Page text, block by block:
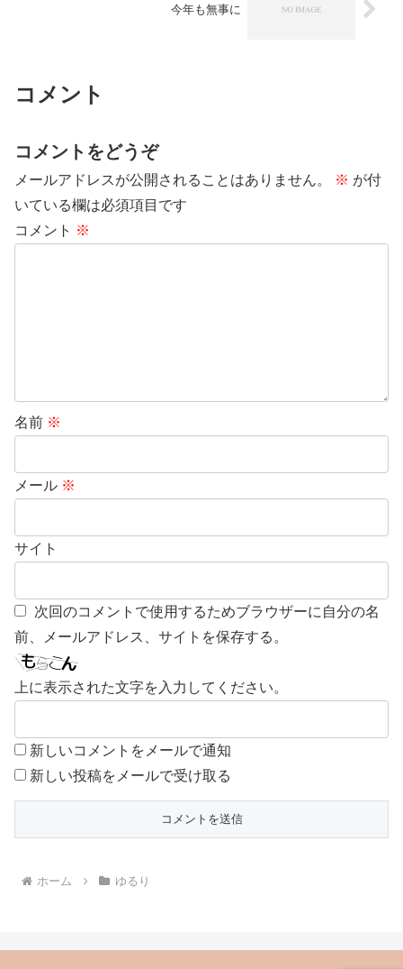
今年も無事に
コメント
コメントをどうぞ
メールアドレスが公開されることはありません。 ※ が付
いている欄は必須項目です
コメント ※
名前 ※
メール ※
サイト
次回のコメントで使用するためブラウザーに自分の名
前、メールアドレス、サイトを保存する。
上に表示された文字を入力してください。
新しいコメントをメールで通知
新しい投稿をメールで受け取る
ホーム ゆるり